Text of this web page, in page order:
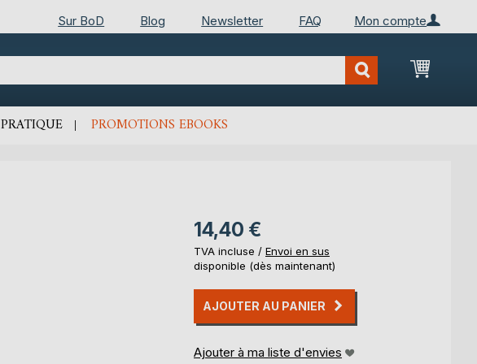
Mon compte
Sur BoD Blog Newsletter FAQ
Mon
PRATIQUE PROMOTIONS EBOOKS
14,40 €
TVA incluse / Envoi en sus
disponible (dès maintenant)
AJOUTER AU PANIER
Ajouter à ma liste d'envies